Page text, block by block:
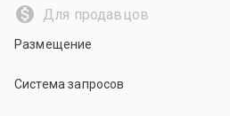
Для продавцов
Размещение
Система запросов